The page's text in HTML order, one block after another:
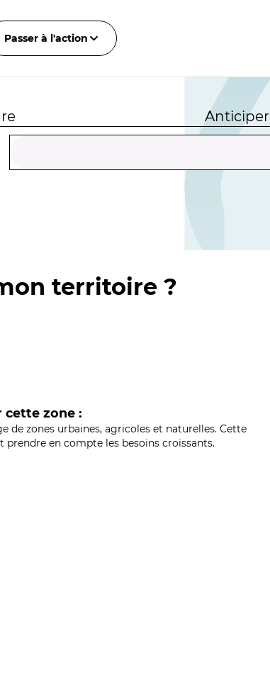
Passer à l'action
Anticiper
territoire ?
cette zone :
de zones urbaines, agricoles et naturelles. Cette
en compte les besoins croissants.